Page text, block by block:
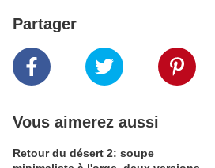
Partager
Vous aimerez aussi
Retour du désert 2: soupe